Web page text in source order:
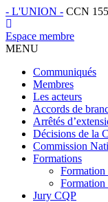
- L'UNION - CCN
Espace membre
MENU
Communiqués
Membres
Les acteurs
Accords de
Arrêtés
Décisions de la
Commission
Formations
Formation
Jury CQP